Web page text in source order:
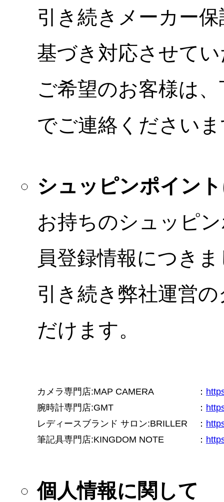
引き続きメーカー
基づき対応させて
ご希望のお客様は
でご連絡ください
シュッピンポイン
お持ちのシュッピ
員登録情報につき
引き続き弊社運営
だけます。
カメラ専門店:MAP CAMERA ：
腕時計専門店:GMT
：
レディースブランド サロン:BRILLER
：
筆記具専門店:KINGDOM NOTE
：
個人情報に関して